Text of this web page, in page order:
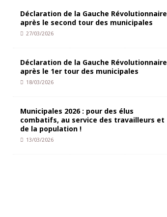
Déclaration de la Gauche Révolutionnaire
après le second tour des municipales
27/03/2026
Déclaration de la Gauche Révolutionnaire
après le 1er tour des municipales
18/03/2026
Municipales 2026 : pour des élus
combatifs, au service des travailleurs et
de la population !
13/03/2026